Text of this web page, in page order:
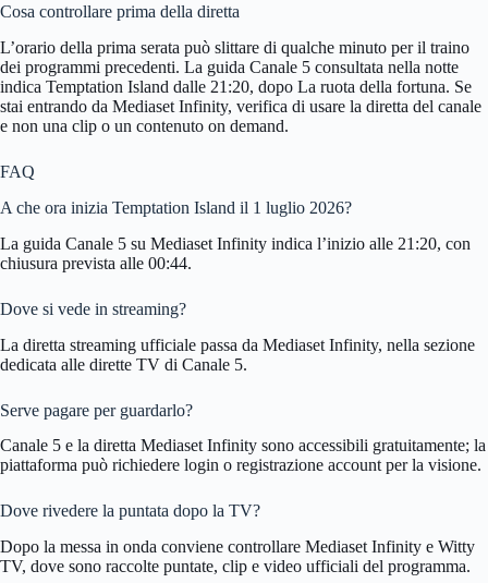
Cosa controllare prima della diretta
L’orario della prima serata può slittare di qualche minuto per il traino
dei programmi precedenti. La guida Canale 5 consultata nella notte
indica Temptation Island dalle 21:20, dopo La ruota della fortuna. Se
stai entrando da Mediaset Infinity, verifica di usare la diretta del canale
e non una clip o un contenuto on demand.
FAQ
A che ora inizia Temptation Island il 1 luglio 2026?
La guida Canale 5 su Mediaset Infinity indica l’inizio alle 21:20, con
chiusura prevista alle 00:44.
Dove si vede in streaming?
La diretta streaming ufficiale passa da Mediaset Infinity, nella sezione
dedicata alle dirette TV di Canale 5.
Serve pagare per guardarlo?
Canale 5 e la diretta Mediaset Infinity sono accessibili gratuitamente; la
piattaforma può richiedere login o registrazione account per la visione.
Dove rivedere la puntata dopo la TV?
Dopo la messa in onda conviene controllare Mediaset Infinity e Witty
TV, dove sono raccolte puntate, clip e video ufficiali del programma.